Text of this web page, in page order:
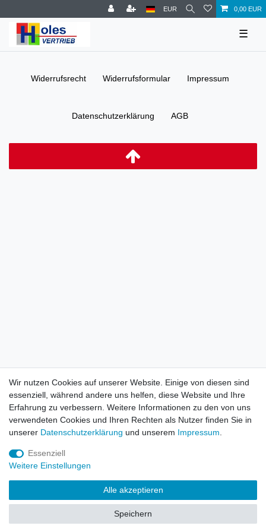
EUR 0,00 EUR
☰
Widerrufs­recht Widerrufs­formular Impressum
Daten­schutz­erklärung AGB
Wir nutzen Cookies auf unserer Website. Einige von diesen sind
essenziell, während andere uns helfen, diese Website und Ihre
Erfahrung zu verbessern. Weitere Informationen zu den von uns
verwendeten Cookies und Ihren Rechten als Nutzer finden Sie in
unserer Daten­schutz­erklärung und unserem Impressum
Essenziell
Weitere Einstellungen
Alle akzeptieren
Speichern